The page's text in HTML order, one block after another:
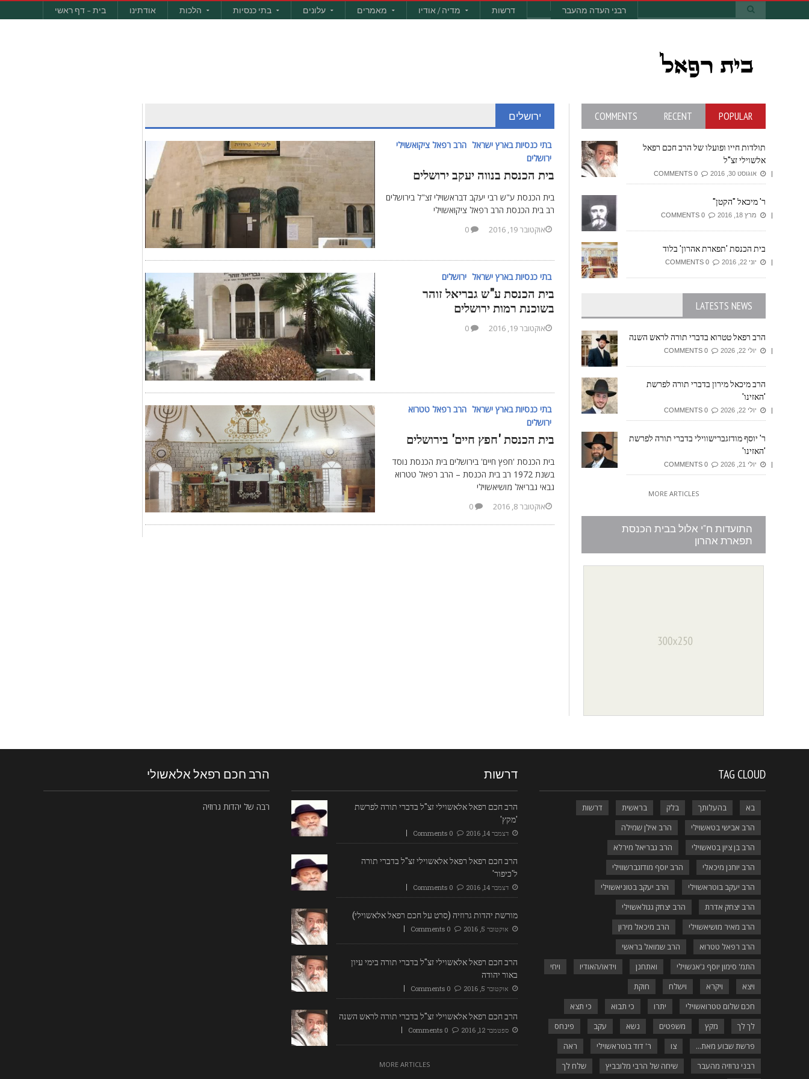
בית – דף ראשי אודתינו הלכות בתי כנסיות עלונים מאמרים מדיה / אודיו דרשות רבני העדה מהעבר
ירושלים
בתי כנסיות בארץ ישראל הרב רפאל ציקואשוילי
ירושלים
בית הכנסת בנווה יעקב ירושלים
בית הכנסת ע"ש רבי יעקב דבראשוילי זצ"ל בירושלים
רב בית הכנסת הרב רפאל ציקואשוילי
אוקטובר 19, 2016
בתי כנסיות בארץ ישראל ירושלים
בית הכנסת ע"ש גבריאל זוהר
בשוכנת רמות ירושלים
אוקטובר 19, 2016
בתי כנסיות בארץ ישראל הרב רפאל טטרוא
ירושלים
בית הכנסת 'חפץ חיים' בירושלים
בית הכנסת 'חפץ חיים' בירושלים בית הכנסת נוסד
בשנת 1972 רב בית הכנסת – הרב רפאל טטרוא
גבאי גבריאל מושיאשוילי
אוקטובר 8, 2016
POPULAR
RECENT
COMMENTS
תולדות חייו ופועלו של הרב חכם רפאל
אלשוילי זצ"ל
אוגוסט 30, 2016
ר' מיכאל "הקטן"
מרץ 18, 2016
בית הכנסת 'תפארת אהרון' בלוד
יוני 22, 2016
LATESTS NEWS
הרב רפאל טטרוא בדברי תורה לראש השנה
יולי 22, 2026
הרב מיכאל מירון בדברי תורה לפרשת
'האזינו'
יולי 22, 2026
ר' יוסף מודזגברישווילי בדברי תורה לפרשת
'האזינו'
יולי 21, 2026
MORE ARTICLES
התועדות ח"י אלול בבית הכנסת
תפארת אהרון
הרב חכם רפאל אלאשולי
רבה של יהדות גרוזיה
דרשות
הרב חכם רפאל אלאשוילי זצ"ל בדברי תורה לפרשת
'מקץ'
דצמבר 14, 2016
הרב חכם רפאל רפאל אלאשוילי זצ"ל בדברי תורה
ל'כיפור'
דצמבר 14, 2016
מורשת יהדות גרוזיה (סרט על חכם רפאל אלאשוילי)
אוקטובר 5, 2016
הרב חכם רפאל אלאשוילי זצ"ל בדברי תורה בימי עיון
באור יהודה
אוקטובר 5, 2016
הרב חכם רפאל אלאשוילי זצ"ל בדברי תורה לראש השנה
ספטמבר 12, 2016
MORE ARTICLES
TAG CLOUD
בא בהעלותך בלק בראשית
דרשות
הרב אבישי בטאשוילי
הרב אילן שמילה
הרב בן ציון בטאשוילי
הרב גבריאל מירלא
הרב יוחנן מיכאלי
הרב יוסף מודזגברשווילי
הרב יעקב בוטראשוילי
הרב יעקב בטוניאשוילי
הרב יצחק אדרת
הרב יצחק גגולאשוילי
הרב מאיר מושיאשוילי
הרב מיכאל מירון
הרב רפאל טטרוא
הרב שמואל בראשי
התמ' סימון יוסף ג'אנשוילי
ואתחנן וידאו/האודיו
ויחי
ויצא
ויקרא וישלח
חוקת
חכם שלום טטרואשוילי
יתרו כי תבוא
כי תצא
לך לך
מקץ משפטים נשא עקב
פינחס
פרשת שבוע מאת...
צו ר' דוד בוטראשוילי
ראה
רבני גרוזיה מהעבר
שיחה של הרבי מלובביץ שלח לך